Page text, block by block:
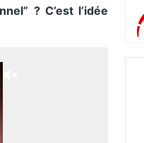
? C’est l’idée